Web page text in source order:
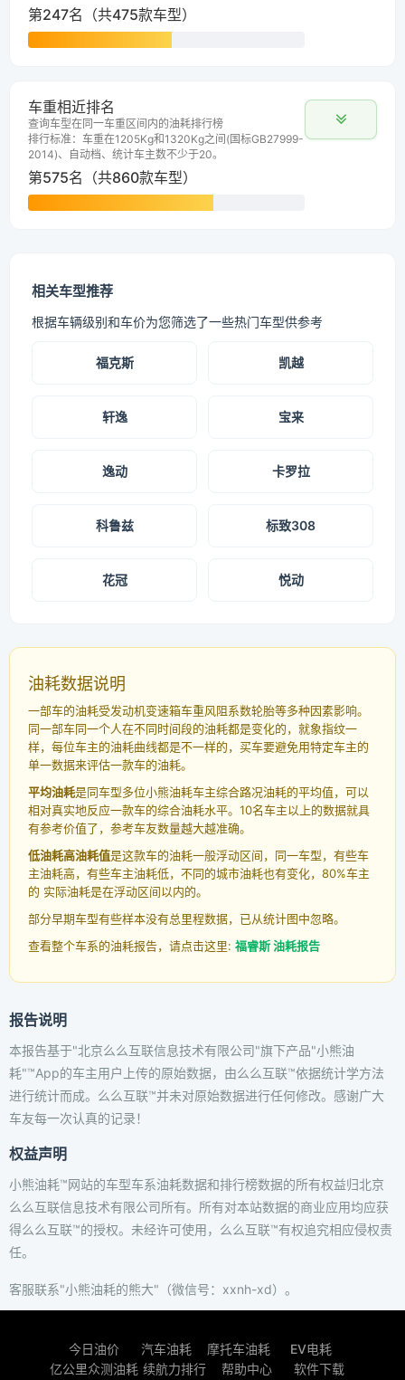
第247名（共475款车型）
车重相近排名
查询车型在同一车重区间内的油耗排行榜
排行标准：车重在1205Kg和1320Kg之间(国标GB27999-
2014)、自动档、统计车主数不少于20。
第575名（共860款车型）
相关车型推荐
根据车辆级别和车价为您筛选了一些热门车型供参考
福克斯 凯越
轩逸 宝来
逸动 卡罗拉
科鲁兹 标致308
花冠 悦动
油耗数据说明
一部车的油耗受发动机变速箱车重风阻系数轮胎等多种因素影响。
同一部车同一个人在不同时间段的油耗都是变化的，就象指纹一
样，每位车主的油耗曲线都是不一样的，买车要避免用特定车主的
单一数据来评估一款车的油耗。
平均油耗是同车型多位小熊油耗车主综合路况油耗的平均值，可以
相对真实地反应一款车的综合油耗水平。10名车主以上的数据就具
有参考价值了，参考车友数量越大越准确。
低油耗高油耗值是这款车的油耗一般浮动区间，同一车型，有些车
主油耗高，有些车主油耗低，不同的城市油耗也有变化，80%车主
的 实际油耗是在浮动区间以内的。
部分早期车型有些样本没有总里程数据，已从统计图中忽略。
查看整个车系的油耗报告，请点击这里: 福睿斯 油耗报告
报告说明
本报告基于"北京么么互联信息技术有限公司"旗下产品"小熊油
耗"™App的车主用户上传的原始数据，由么么互联™依据统计学方法
进行统计而成。么么互联™并未对原始数据进行任何修改。感谢广大
车友每一次认真的记录！
权益声明
小熊油耗™网站的车型车系油耗数据和排行榜数据的所有权益归北京
么么互联信息技术有限公司所有。所有对本站数据的商业应用均应获
得么么互联™的授权。未经许可使用，么么互联™有权追究相应侵权责
任。
客服联系"小熊油耗的熊大"（微信号：xxnh-xd）。
今日油价 汽车油耗 摩托车油耗
EV电耗
亿公里众测油耗 续航力排行 帮助中心 软件下载